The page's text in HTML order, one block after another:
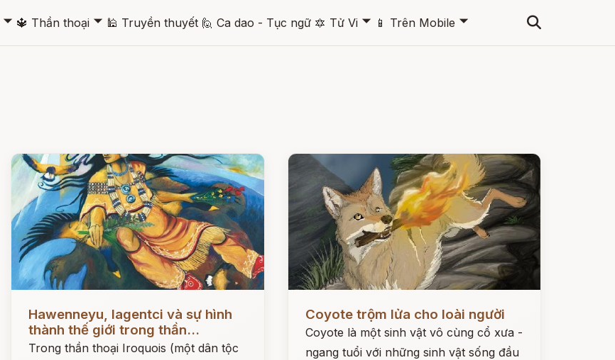
🞃 🔱 Thần thoại 🞃 🕌 Truyền thuyết 🙋 Ca dao - Tục ngữ 🔯 Tử Vi 🞃 📱 Trên Mobile 🞃
Hawenneyu, Iagentci và sự hình
thành thế giới trong thần...
Trong thần thoại Iroquois (một dân tộc
Coyote trộm lửa cho loài người
Coyote là một sinh vật vô cùng cổ xưa -
ngang tuổi với những sinh vật sống đầu